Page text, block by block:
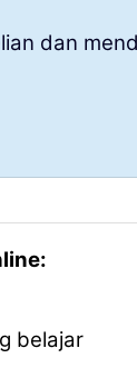
dan
belajar